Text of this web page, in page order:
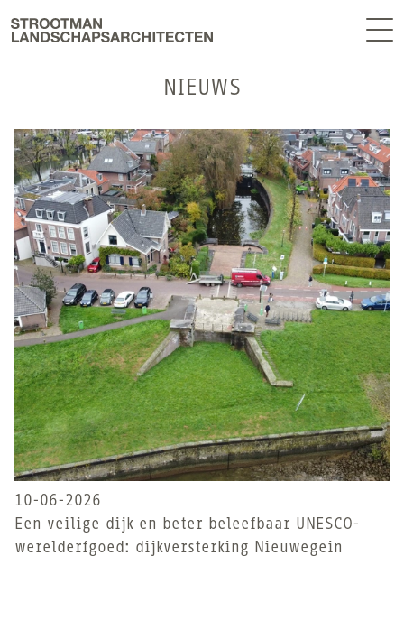
BUREAU
NIEUWS
NIEUWS
10-06-2026
Een veilige dijk en beter beleefbaar UNESCO-
werelderfgoed: dijkversterking Nieuwegein